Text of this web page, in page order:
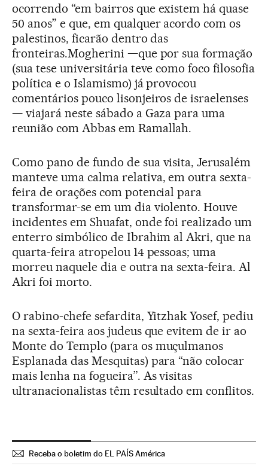
ocorrendo “em bairros que existem há quase
50 anos” e que, em qualquer acordo com os
palestinos, ficarão dentro das
fronteiras.Mogherini —que por sua formação
(sua tese universitária teve como foco filosofia
política e o Islamismo) já provocou
comentários pouco lisonjeiros de israelenses
— viajará neste sábado a Gaza para uma
reunião com Abbas em Ramallah.
Como pano de fundo de sua visita, Jerusalém
manteve uma calma relativa, em outra sexta-
feira de orações com potencial para
transformar-se em um dia violento. Houve
incidentes em Shuafat, onde foi realizado um
enterro simbólico de Ibrahim al Akri, que na
quarta-feira atropelou 14 pessoas; uma
morreu naquele dia e outra na sexta-feira. Al
Akri foi morto.
O rabino-chefe sefardita, Yitzhak Yosef, pediu
na sexta-feira aos judeus que evitem de ir ao
Monte do Templo (para os muçulmanos
Esplanada das Mesquitas) para “não colocar
mais lenha na fogueira”. As visitas
ultranacionalistas têm resultado em conflitos.
Receba o boletim do EL PAÍS América